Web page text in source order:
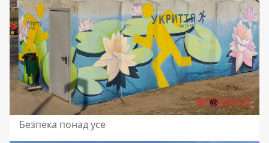
Безпека понад усе